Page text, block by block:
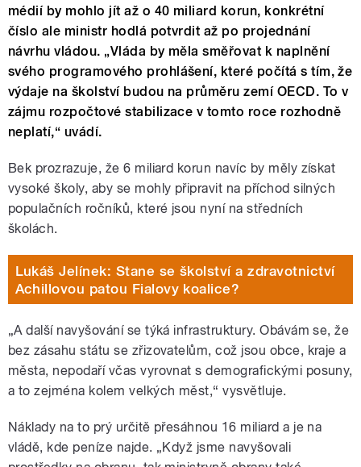
médií by mohlo jít až o 40 miliard korun, konkrétní
číslo ale ministr hodlá potvrdit až po projednání
návrhu vládou. „Vláda by měla směřovat k naplnění
svého programového prohlášení, které počítá s tím, že
výdaje na školství budou na průměru zemí OECD. To v
zájmu rozpočtové stabilizace v tomto roce rozhodně
neplatí,“ uvádí.
Bek prozrazuje, že 6 miliard korun navíc by měly získat
vysoké školy, aby se mohly připravit na příchod silných
populačních ročníků, které jsou nyní na středních
školách.
Lukáš Jelínek: Stane se školství a zdravotnictví
Achillovou patou Fialovy koalice?
„A další navyšování se týká infrastruktury. Obávám se, že
bez zásahu státu se zřizovatelům, což jsou obce, kraje a
města, nepodaří včas vyrovnat s demografickými posuny,
a to zejména kolem velkých měst,“ vysvětluje.
Náklady na to prý určitě přesáhnou 16 miliard a je na
vládě, kde peníze najde. „Když jsme navyšovali